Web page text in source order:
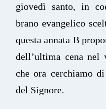
giovedì santo, in
brano evangelico
questa annata B
dell’ultima cena nel
che ora cerchiamo
del Signore.